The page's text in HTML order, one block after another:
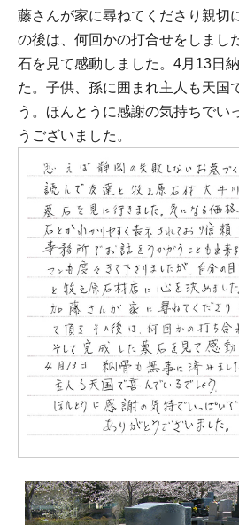
藤さんが家に尋ねてくださり親切
の後は、何回かの打合せをしまし
石を見て感動しました。4月13日
た。子供、孫に囲まれ主人も天国
う。ほんとうに感謝の気持ちでい
うございました。